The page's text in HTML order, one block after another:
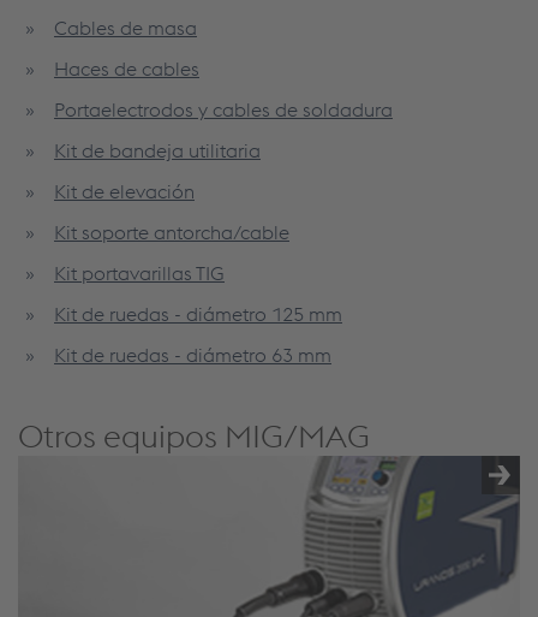
Cables de masa
Haces de cables
Portaelectrodos y cables de soldadura
Kit de bandeja utilitaria
Kit de elevación
Kit soporte antorcha/cable
Kit portavarillas TIG
Kit de ruedas - diámetro 125 mm
Kit de ruedas - diámetro 63 mm
Otros equipos MIG/MAG